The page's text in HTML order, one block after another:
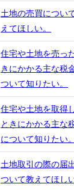
土地の売買につい
えてほしい。
住宅や土地を売っ
きにかかる主な税
ついて知りたい。
住宅や土地を取得
ときにかかる主な
について知りたい。
土地取引の際の届
ついて教えてほしい